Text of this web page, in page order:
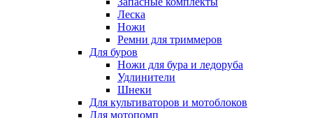
Леска
Ножи
Ремни для триммеров
Для буров
Ножи для бура и ледоруба
Удлинители
Шнеки
Для культиваторов и мотоблоков
Для мотопомп